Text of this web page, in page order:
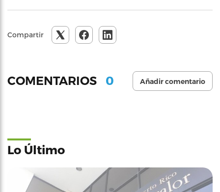
Compartir
COMENTARIOS 0 Añadir comentario
Lo Último